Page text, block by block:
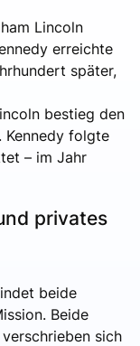
Lincoln
erreichte
später,
bestieg den
. Kennedy folgte
– im Jahr
privates
beide
Beide
sich